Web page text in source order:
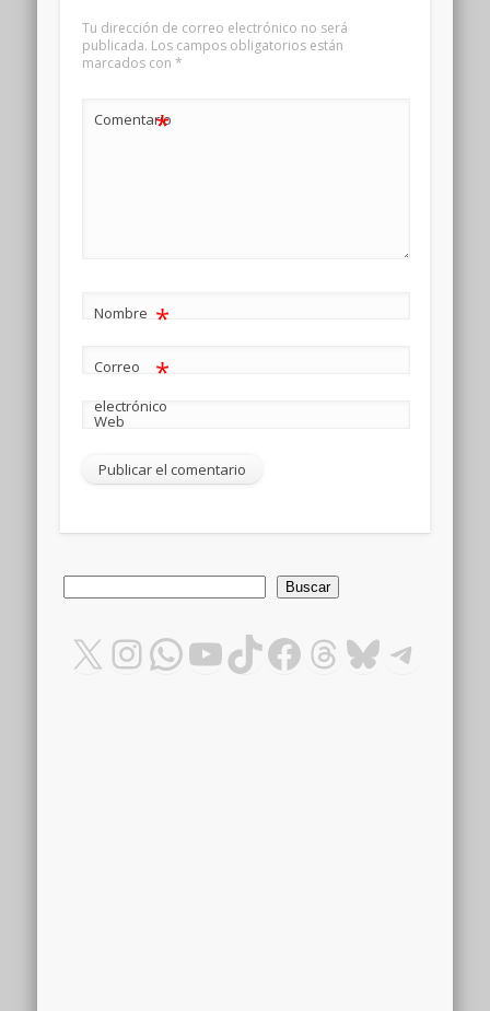
Tu dirección de correo electrónico no será
publicada. Los campos obligatorios están
marcados con *
Comentario
*
Nombre *
Correo
electrónico
*
Web
Buscar
X Instagram
WhatsApp
YouTube
TikTok
Facebook
Threads
Bluesky